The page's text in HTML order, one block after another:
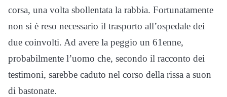
corsa, una volta sbollentata la rabbia. Fortunatamente
non si è reso necessario il trasporto all’ospedale dei
due coinvolti. Ad avere la peggio un 61enne,
probabilmente l’uomo che, secondo il racconto dei
testimoni, sarebbe caduto nel corso della rissa a suon
di bastonate.